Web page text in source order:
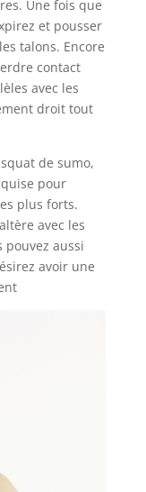
Une fois que
et pousser
talons. Encore
contact
avec les
droit tout
de sumo,
pour
plus forts.
avec les
pouvez aussi
avoir une